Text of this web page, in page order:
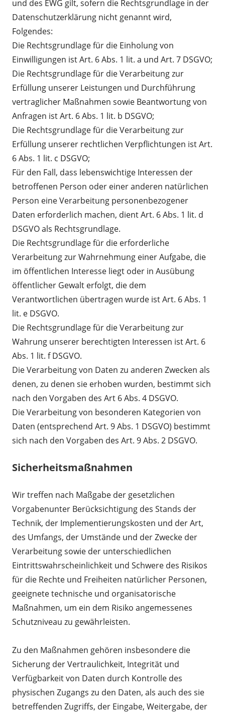
und des EWG gilt, sofern die Rechtsgrundlage in der
Datenschutzerklärung nicht genannt wird,
Folgendes:
Die Rechtsgrundlage für die Einholung von
Einwilligungen ist Art. 6 Abs. 1 lit. a und Art. 7 DSGVO;
Die Rechtsgrundlage für die Verarbeitung zur
Erfüllung unserer Leistungen und Durchführung
vertraglicher Maßnahmen sowie Beantwortung von
Anfragen ist Art. 6 Abs. 1 lit. b DSGVO;
Die Rechtsgrundlage für die Verarbeitung zur
Erfüllung unserer rechtlichen Verpflichtungen ist Art.
6 Abs. 1 lit. c DSGVO;
Für den Fall, dass lebenswichtige Interessen der
betroffenen Person oder einer anderen natürlichen
Person eine Verarbeitung personenbezogener
Daten erforderlich machen, dient Art. 6 Abs. 1 lit. d
DSGVO als Rechtsgrundlage.
Die Rechtsgrundlage für die erforderliche
Verarbeitung zur Wahrnehmung einer Aufgabe, die
im öffentlichen Interesse liegt oder in Ausübung
öffentlicher Gewalt erfolgt, die dem
Verantwortlichen übertragen wurde ist Art. 6 Abs. 1
lit. e DSGVO.
Die Rechtsgrundlage für die Verarbeitung zur
Wahrung unserer berechtigten Interessen ist Art. 6
Abs. 1 lit. f DSGVO.
Die Verarbeitung von Daten zu anderen Zwecken als
denen, zu denen sie erhoben wurden, bestimmt sich
nach den Vorgaben des Art 6 Abs. 4 DSGVO.
Die Verarbeitung von besonderen Kategorien von
Daten (entsprechend Art. 9 Abs. 1 DSGVO) bestimmt
sich nach den Vorgaben des Art. 9 Abs. 2 DSGVO.
Sicherheitsmaßnahmen
Wir treffen nach Maßgabe der gesetzlichen
Vorgabenunter Berücksichtigung des Stands der
Technik, der Implementierungskosten und der Art,
des Umfangs, der Umstände und der Zwecke der
Verarbeitung sowie der unterschiedlichen
Eintrittswahrscheinlichkeit und Schwere des Risikos
für die Rechte und Freiheiten natürlicher Personen,
geeignete technische und organisatorische
Maßnahmen, um ein dem Risiko angemessenes
Schutzniveau zu gewährleisten.
Zu den Maßnahmen gehören insbesondere die
Sicherung der Vertraulichkeit, Integrität und
Verfügbarkeit von Daten durch Kontrolle des
physischen Zugangs zu den Daten, als auch des sie
betreffenden Zugriffs, der Eingabe, Weitergabe, der